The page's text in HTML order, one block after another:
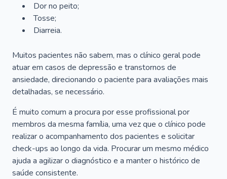
Dor no peito;
Tosse;
Diarreia.
Muitos pacientes não sabem, mas o clínico geral pode
atuar em casos de depressão e transtornos de
ansiedade, direcionando o paciente para avaliações mais
detalhadas, se necessário.
É muito comum a procura por esse profissional por
membros da mesma família, uma vez que o clínico pode
realizar o acompanhamento dos pacientes e solicitar
check-ups ao longo da vida. Procurar um mesmo médico
ajuda a agilizar o diagnóstico e a manter o histórico de
saúde consistente.